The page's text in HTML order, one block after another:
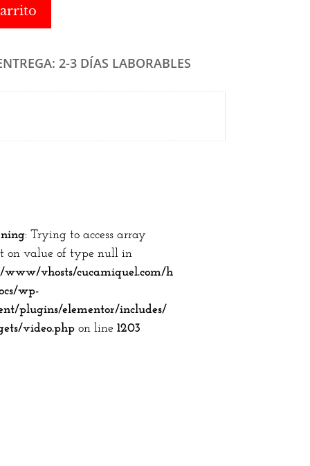
2-3 DÍAS LABORABLES
: Trying to access array
on value of type null in
vhosts/cucamiquel.com/h
wp-
plugins/elementor/includes/
video.php on line 1203